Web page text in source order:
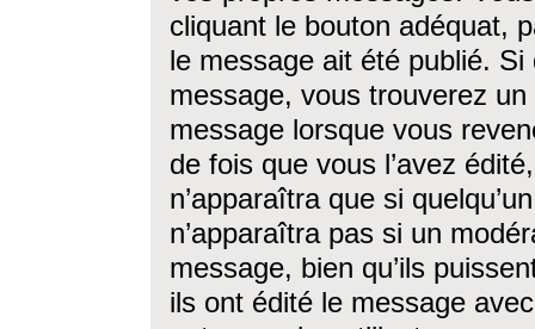
cliquant le bouton adéquat,
le message ait été publié. Si
message, vous trouverez
message lorsque vous
de fois que vous l’avez
n’apparaîtra que si
n’apparaîtra pas si un
message, bien qu’ils
ils ont édité le message